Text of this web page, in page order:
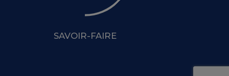
SAVOIR-FAIRE